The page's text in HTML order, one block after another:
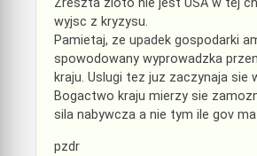
Zreszta zloto nie jest USA w tej
wyjsc z kryzysu.
Pamietaj, ze upadek gospodarki
spowodowany wyprowadzka
kraju. Uslugi tez juz zaczynaja sie
Bogactwo kraju mierzy sie
sila nabywcza a nie tym ile gov
pzdr